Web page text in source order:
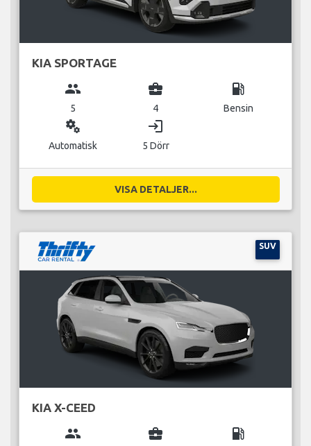
KIA SPORTAGE
group
5
business_center
4
local_gas_station
Bensin
miscellaneous_services
Automatisk
login
5 Dörr
VISA DETALJER...
SUV
KIA X-CEED
group business_center local_gas_station